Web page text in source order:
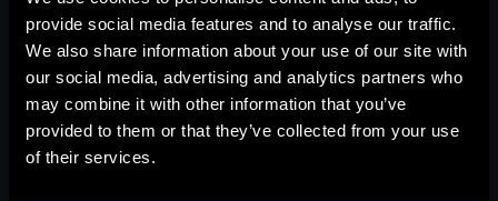
provide social media features and to analyse our traffic.
We also share information about your use of our site with
our social media, advertising and analytics partners who
may combine it with other information that you’ve
provided to them or that they’ve collected from your use
of their services.
omAI Agents.